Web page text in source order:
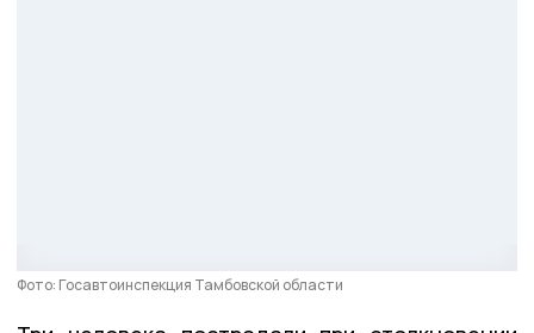
Фото: Госавтоинспекция Тамбовской области